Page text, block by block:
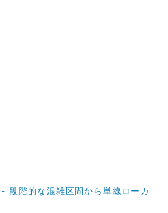
段階的な混雑区間から単線ローカ